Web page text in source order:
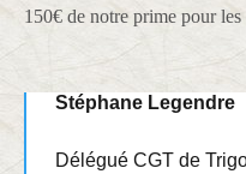
150€ de notre prime pour
Stéphane Legendre
Délégué CGT de